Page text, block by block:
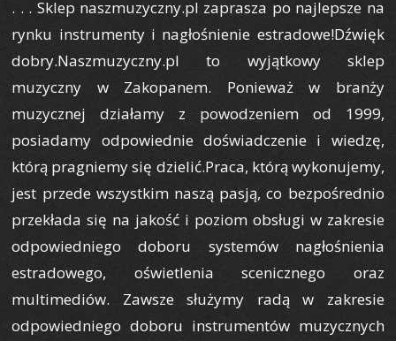
. . . Sklep naszmuzyczny.pl zaprasza po najlepsze na
rynku instrumenty i nagłośnienie estradowe!Dźwięk
dobry.Naszmuzyczny.pl to wyjątkowy sklep
muzyczny w Zakopanem. Ponieważ w branży
muzycznej działamy z powodzeniem od 1999,
posiadamy odpowiednie doświadczenie i wiedzę,
którą pragniemy się dzielić.Praca, którą wykonujemy,
jest przede wszystkim naszą pasją, co bezpośrednio
przekłada się na jakość i poziom obsługi w zakresie
odpowiedniego doboru systemów nagłośnienia
estradowego, oświetlenia scenicznego oraz
multimediów. Zawsze służymy radą w zakresie
odpowiedniego doboru instrumentów muzycznych